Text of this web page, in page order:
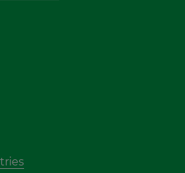
tous les arbres,
compris le bambou, sont
Grâce à la
l'influence de la lumière